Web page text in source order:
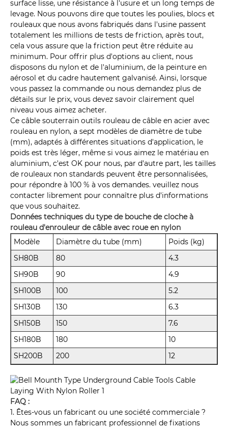
surface lisse, une résistance à l'usure et un long temps de
levage. Nous pouvons dire que toutes les poulies, blocs et
rouleaux que nous avons fabriqués dans l'usine passent
totalement les millions de tests de friction, après tout,
cela vous assure que la friction peut être réduite au
minimum. Pour offrir plus d'options au client, nous
disposons du nylon et de l'aluminium, de la peinture en
aérosol et du cadre hautement galvanisé. Ainsi, lorsque
vous passez la commande ou nous demandez plus de
détails sur le prix, vous devez savoir clairement quel
niveau vous aimez acheter.
Ce câble souterrain outils rouleau de câble en acier avec
rouleau en nylon, a sept modèles de diamètre de tube
(mm), adaptés à différentes situations d'application, le
poids est très léger, même si vous aimez le matériau en
aluminium, c'est OK pour nous, par d'autre part, les tailles
de rouleaux non standards peuvent être personnalisées,
pour répondre à 100 % à vos demandes. veuillez nous
contacter librement pour connaître plus d'informations
que vous souhaitez.
Données techniques du type de bouche de cloche à
rouleau d'enrouleur de câble avec roue en nylon
Modèle
Diamètre du tube (mm)
Poids (kg)
SH80B
80
4.3
SH90B
90
4.9
SH100B
100
5.2
SH130B
130
6.3
SH150B
150
7.6
SH180B
180
10
SH200B
200 12
FAQ :
1. Êtes-vous un fabricant ou une société commerciale ?
Nous sommes un fabricant professionnel de fixations